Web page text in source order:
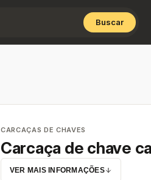
Buscar
CARCAÇAS DE CHAVES
Carcaça de chave
VER MAIS INFORMAÇÕES